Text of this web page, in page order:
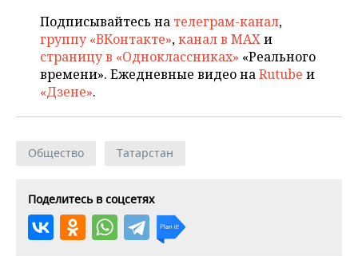
ВОДНЫЕ ВИДЫ СПОРТА
ХОККЕЙ С МЯЧОМ
ОБРАЗОВАНИЕ
ПРОИСШЕСТВИЯ
Подписывайтесь на телеграм-канал,
группу «ВКонтакте»,канал в MAXи
страницу в «Одноклассниках» «Реального
времени». Ежедневные видео наRutube и
«Дзене».
Общество Татарстан
Поделитесь в соцсетях